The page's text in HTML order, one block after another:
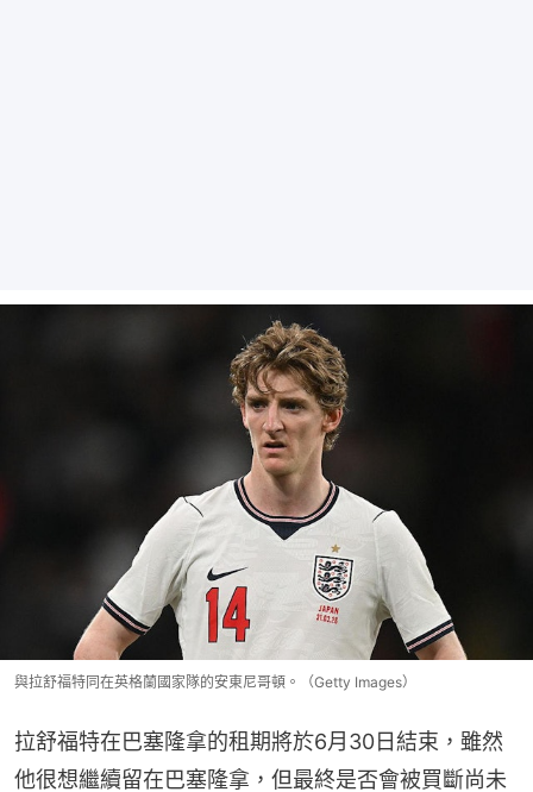
與拉舒福特同在英格蘭國家隊的安東尼哥頓。（Getty Images）
拉舒福特在巴塞隆拿的租期將於6月30日結束，雖然
他很想繼續留在巴塞隆拿，但最終是否會被買斷尚未